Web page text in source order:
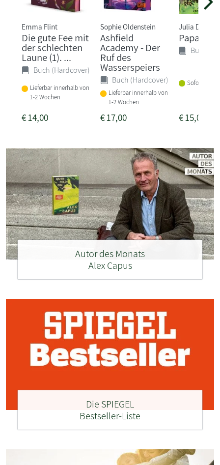
Emma Flint
Die gute Fee mit
der schlechten
Laune (1). ...
Buch (Hardcover)
Lieferbar innerhalb von
1-2 Wochen
€14,00
Sophie Oldenstein
Ashfield
Academy - Der
Ruf des
Wasserspeiers
Buch (Hardcover)
Lieferbar innerhalb von
1-2 Wochen
€17,00
Julia
Papa?!
Buch
Sofort
€15,00
Autor des Monats
Alex Capus
Die SPIEGEL
Bestseller-Liste